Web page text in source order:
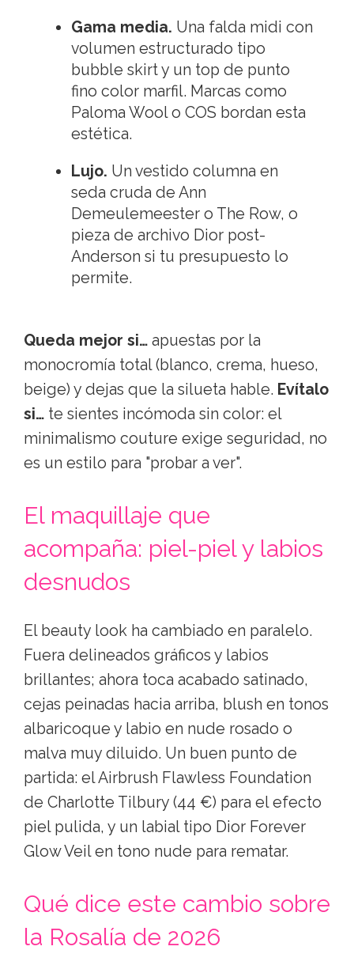
Gama media. Una falda midi con
volumen estructurado tipo
bubble skirt y un top de punto
fino color marfil. Marcas como
Paloma Wool o COS bordan esta
estética.
Lujo. Un vestido columna en
seda cruda de Ann
Demeulemeester o The Row, o
pieza de archivo Dior post-
Anderson si tu presupuesto lo
permite.
Queda mejor si… apuestas por la
monocromía total (blanco, crema, hueso,
beige) y dejas que la silueta hable. Evítalo
si… te sientes incómoda sin color: el
minimalismo couture exige seguridad, no
es un estilo para "probar a ver".
El maquillaje que
acompaña: piel-piel y labios
desnudos
El beauty look ha cambiado en paralelo.
Fuera delineados gráficos y labios
brillantes; ahora toca acabado satinado,
cejas peinadas hacia arriba, blush en tonos
albaricoque y labio en nude rosado o
malva muy diluido. Un buen punto de
partida: el Airbrush Flawless Foundation
de Charlotte Tilbury (44 €) para el efecto
piel pulida, y un labial tipo Dior Forever
Glow Veil en tono nude para rematar.
Qué dice este cambio sobre
la Rosalía de 2026